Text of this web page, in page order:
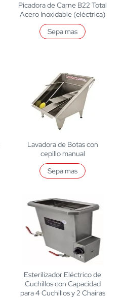
Picadora de Carne B22 Total
Acero Inoxidable (eléctrica)
Sepa mas
Lavadora de Botas con
cepillo manual
Sepa mas
Esterilizador Eléctrico de
Cuchillos con Capacidad
para 4 Cuchillos y 2 Chairas